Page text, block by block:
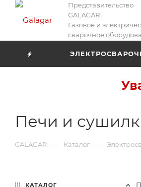
Представительство
GALAGAR
Газовое и
сварочное
Печи и
GALAGAR — Каталог —
КАТАЛОГ